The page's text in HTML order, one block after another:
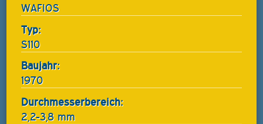
WAFIOS
Typ:
S110
Baujahr:
1970
Durchmesserbereich:
2,2-3,8 mm